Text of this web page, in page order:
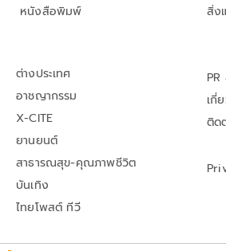
หนังสือพิมพ์
สิ่ง
ต่างประเทศ
อาชญากรรม
X-CITE
ยานยนต์
สาธารณสุข-คุณภาพชีวิต
บันเทิง
ไทยโพสต์ ทีวี
PR
เกี่
ติด